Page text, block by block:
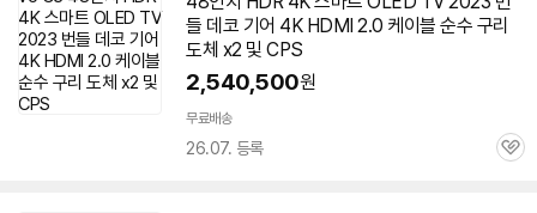
들 데코 기어 4K HDMI 2.0 케이블 순수 구리
도체 x2 및 CPS
2,540,500원
무료배송
26.07. 등록
관